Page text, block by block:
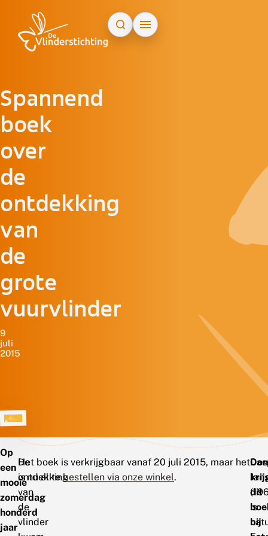
Spannend
boek
over
de
ontdekking
van
de
grote
vuurvlinder
9
juli
2015
Op
een
mooie
zomerdag
honderd
jaar
De
ontdekking
van
de
vlinder
Het boek is verkrijgbaar vanaf 20 juli 2015, maar het
is nu al tebestellen via onze winkel.
dit
bij
is